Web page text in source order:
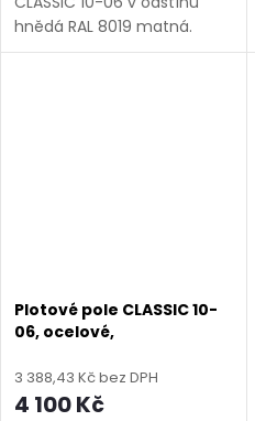
hnědá RAL 8019 matná.
Bezúdržbová ocel (žárový
Plotové pole CLASSIC 10-
06, ocelové,
(šířka 100–3000 mm,
výška 450–1950 mm),
3 388,43 Kč bez DPH
4 100 Kč